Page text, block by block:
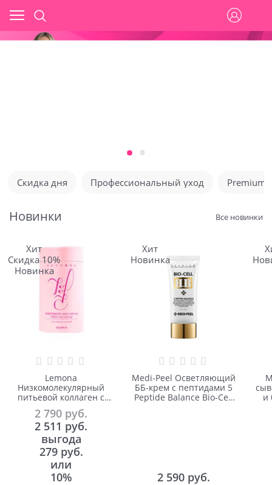
Скидка дня Профессиональный уход Premium
Новинки Все новинки
Хит
Скидка 10%
Новинка
Lemona
Низкомолекулярный
питьевой коллаген с
витамином C GYEOL
Collagen Plus 2 гр*60 шт
2 790 руб.
2 511 руб.
выгода
279 руб.
или
10%
Хит
Новинка
Medi-Peel Осветляющий
ББ-крем с пептидами 5
Peptide Balance Bio-Сell
2 590 руб.
и